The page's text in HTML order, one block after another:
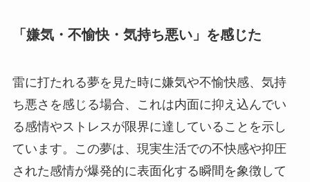
「嫌気・不愉快・気持ち悪い」を感じた
雷に打たれる夢を見た時に嫌気や不愉快感、気持
ち悪さを感じる場合、これは内面に抑え込んでい
る感情やストレスが限界に達していることを示し
ています。この夢は、現実生活での不快感や抑圧
された感情が爆発的に表面化する瞬間を象徴して